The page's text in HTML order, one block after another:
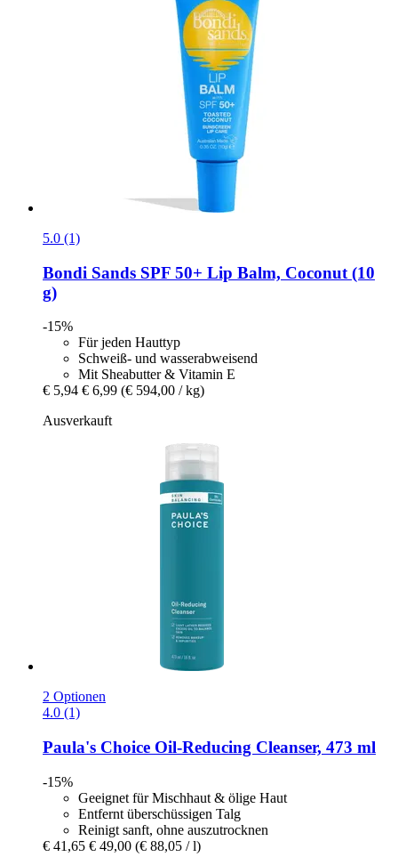
5.0 (1)
Bondi Sands SPF 50+ Lip Balm, Coconut (10
g)
-15%
Für jeden Hauttyp
Schweiß- und wasserabweisend
Mit Sheabutter & Vitamin E
€ 5,94 € 6,99 (€ 594,00 / kg)
Ausverkauft
2 Optionen
4.0 (1)
Paula's Choice Oil-​Reducing Cleanser, 473 ml
-15%
Geeignet für Mischhaut & ölige Haut
Entfernt überschüssigen Talg
Reinigt sanft, ohne auszutrocknen
€ 41,65 € 49,00 (€ 88,05 / l)